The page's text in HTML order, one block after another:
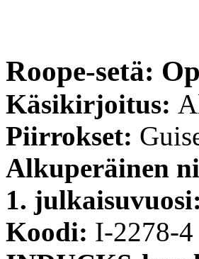
Roope-setä:
Käsikirjoitus:
Piirrokset:
Alkuperäinen
1. julkaisuvuosi:
Koodi: I-2278-4